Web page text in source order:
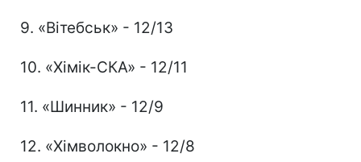
9. «Вітебськ» - 12/13
10. «Хімік-СКА» - 12/11
11. «Шинник» - 12/9
12. «Хімволокно» - 12/8